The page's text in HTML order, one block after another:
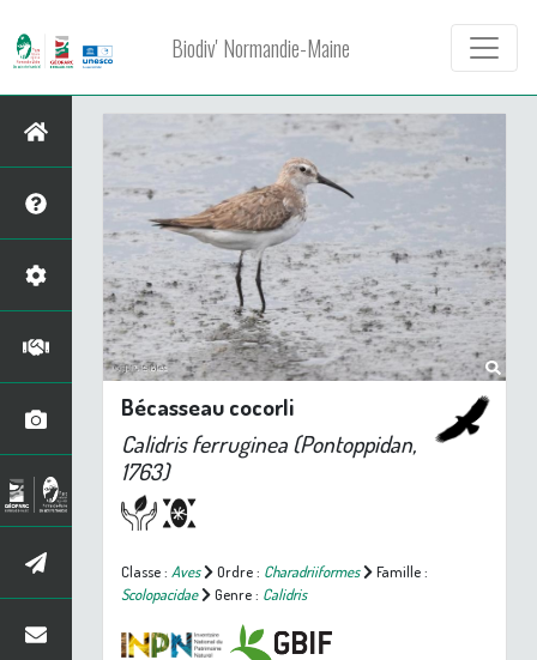
Biodiv' Normandie-Maine
Bécasseau cocorli
Calidris ferruginea (Pontoppidan,
1763)
Classe : Aves Ordre : Charadriiformes
Famille :
Scolopacidae
Genre : Calidris